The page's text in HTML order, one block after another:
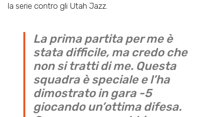
la serie contro gli Utah Jazz.
La prima partita per me è
stata difficile, ma credo che
non si tratti di me. Questa
squadra è speciale e l’ha
dimostrato in gara -5
giocando un’ottima difesa.